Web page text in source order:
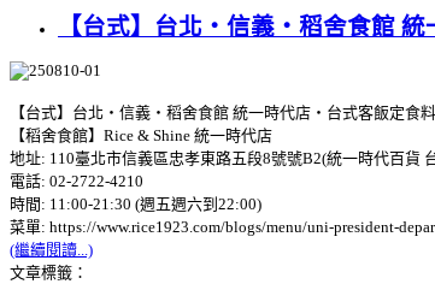
【台式】台北‧信義‧稻舍食館
【台式】台北‧信義‧稻舍食館 統一時代店‧台式客飯定食
【稻舍食館】Rice & Shine 統一時代店
地址: 110臺北市信義區忠孝東路五段8號號B2(統一時代百貨
電話: 02-2722-4210
時間: 11:00-21:30 (週五週六到22:00)
菜單: https://www.rice1923.com/blogs/menu/uni-president-
(繼續閱讀...)
文章標籤：